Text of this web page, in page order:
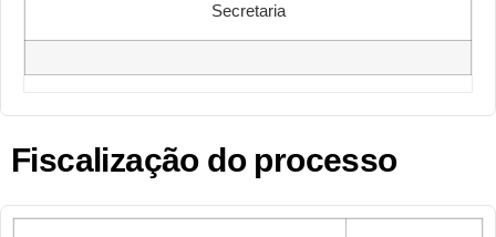
Secretaria
Fiscalização do processo